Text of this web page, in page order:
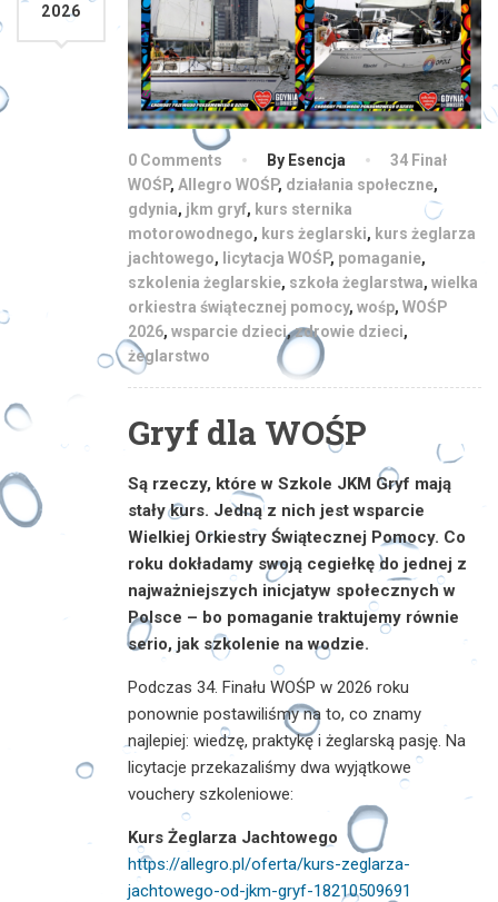
2026
0 Comments By Esencja
34 Finał
WOŚP, Allegro WOŚP, działania społeczne,
gdynia, jkm gryf, kurs sternika
motorowodnego, kurs żeglarski, kurs żeglarza
jachtowego, licytacja WOŚP, pomaganie,
szkolenia żeglarskie, szkoła żeglarstwa, wielka
orkiestra świątecznej pomocy, wośp, WOŚP
2026, wsparcie dzieci,zdrowie dzieci,
żeglarstwo
Gryf dla WOŚP
Są rzeczy, które w Szkole JKM Gryf mają
stały kurs. Jedną z nich jest wsparcie
Wielkiej Orkiestry Świątecznej Pomocy. Co
roku dokładamy swoją cegiełkę do jednej z
najważniejszych inicjatyw społecznych w
Polsce – bo pomaganie traktujemy równie
serio, jak szkolenie na wodzie.
Podczas 34. Finału WOŚP w 2026 roku
ponownie postawiliśmy na to, co znamy
najlepiej: wiedzę, praktykę i żeglarską pasję. Na
licytacje przekazaliśmy dwa wyjątkowe
vouchery szkoleniowe:
Kurs Żeglarza Jachtowego
https://allegro.pl/oferta/kurs-zeglarza-
jachtowego-od-jkm-gryf-18210509691